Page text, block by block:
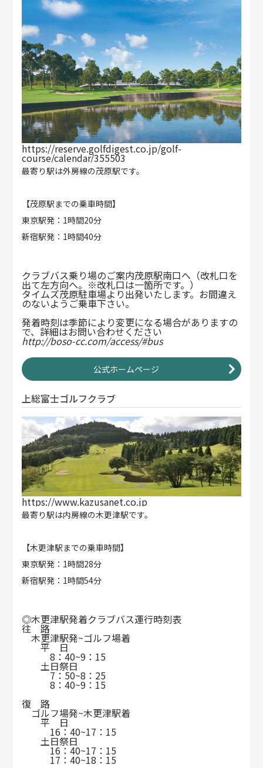
https://reserve.golfdigest.co.jp/golf-
course/calendar/355503
最寄り駅は外房線の茂原駅です。
【茂原駅までの乗車時間】
東京駅発：1時間20分
新宿駅発：1時間40分
クラブバス乗り場のご案内茂原駅南口へ（改札口を
出て左方向へ。※改札口は一箇所です。）
タイムズ茂原駐車場より出発いたします。お間違え
のないようご乗車下さい。
発着時刻は季節により変更になる場合がありますの
で、詳細はお問い合わせください
http://boso-cc.com/access/#bus
公式ホームページ
上総富士ゴルフクラブ
https://www.kazusanet.co.jp
最寄り駅は内房線の木更津駅です。
【木更津駅までの乗車時間】
東京駅発：1時間28分
新宿駅発：1時間54分
◎木更津駅発着クラブバス運行時刻表
往 路
木更津駅発~ゴルフ場着
平 日
8：40~9：15
土日祭日
7：50~8：25
8：40~9：15
復 路
ゴルフ場発~木更津駅着
平 日
16：40~17：15
土日祭日
16：40~17：15
17：40~18：15